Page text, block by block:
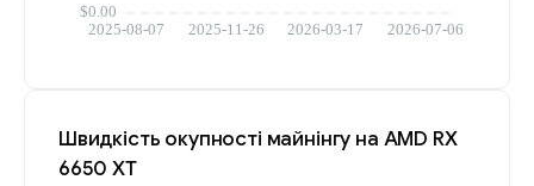
Швидкість окупності майнінгу на AMD RX
6650 XT